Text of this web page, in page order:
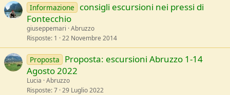
Informazione
consigli escursioni nei pressi di
Fontecchio
giuseppemari Abruzzo
Risposte 1 22 Novembre 2014
Proposta
Proposta: escursioni Abruzzo 1-14
Agosto 2022
Lucia Abruzzo
Risposte 7 29 Luglio 2022